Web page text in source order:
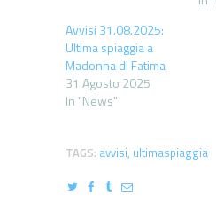
Avvisi 31.08.2025:
Ultima spiaggia a
Madonna di Fatima
31 Agosto 2025
In "News"
TAGS: avvisi, ultimaspiaggia